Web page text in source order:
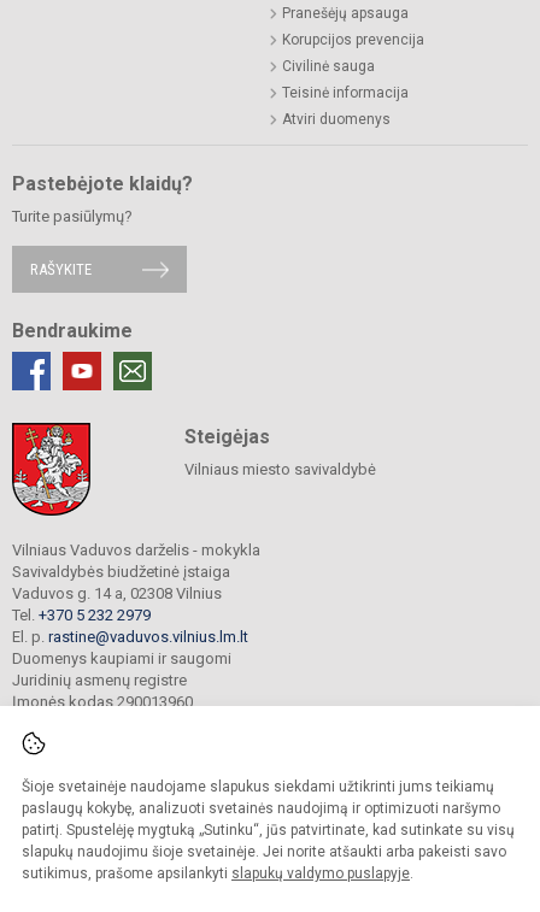
Šioje svetainėje naudojame slapukus siekdami užtikrinti jums teikiamų
paslaugų kokybę, analizuoti svetainės naudojimą ir optimizuoti naršymo
patirtį. Spustelėję mygtuką „Sutinku“, jūs patvirtinate, kad sutinkate su visų
slapukų naudojimu šioje svetainėje. Jei norite atšaukti arba pakeisti savo
sutikimus, prašome apsilankyti slapukų valdymo puslapyje.
Pranešėjų apsauga
Korupcijos prevencija
Civilinė sauga
Teisinė informacija
Atviri duomenys
Pastebėjote klaidų?
Turite pasiūlymų?
RAŠYKITE
Bendraukime
Steigėjas
Vilniaus miesto savivaldybė
Vilniaus Vaduvos darželis - mokykla
Savivaldybės biudžetinė įstaiga
Vaduvos g. 14 a, 02308 Vilnius
Tel. +370 5 232 2979
El. p. rastine@vaduvos.vilnius.lm.lt
Duomenys kaupiami ir saugomi
Juridinių asmenų registre
Įmonės kodas 290013960
© 2023. Vilniaus Vaduvos darželis - mokykla. Visos teisės saugomos.
Kopijuoti turinį be raštiško įstaigos administracijos sutikimo griežtai draudžiama.
Prieinamumo paraiška Slapukų politika
Sumanus būdas atnaujinti